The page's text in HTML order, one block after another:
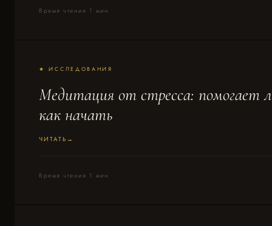
Время чтения 1 мин
★ ИССЛЕДОВАНИЯ
Медитация от стресса: помогает
как начать
ЧИТАТЬ
Время чтения 1 мин